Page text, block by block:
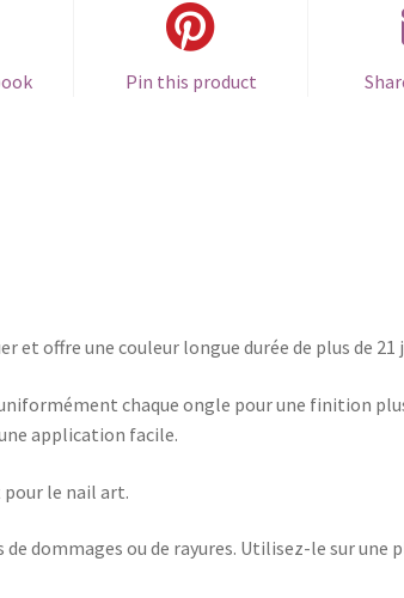
Pin this product
et offre une couleur longue durée de plus de 21
chaque ongle pour une finition
application facile.
le nail art.
dommages ou de rayures. Utilisez-le sur une